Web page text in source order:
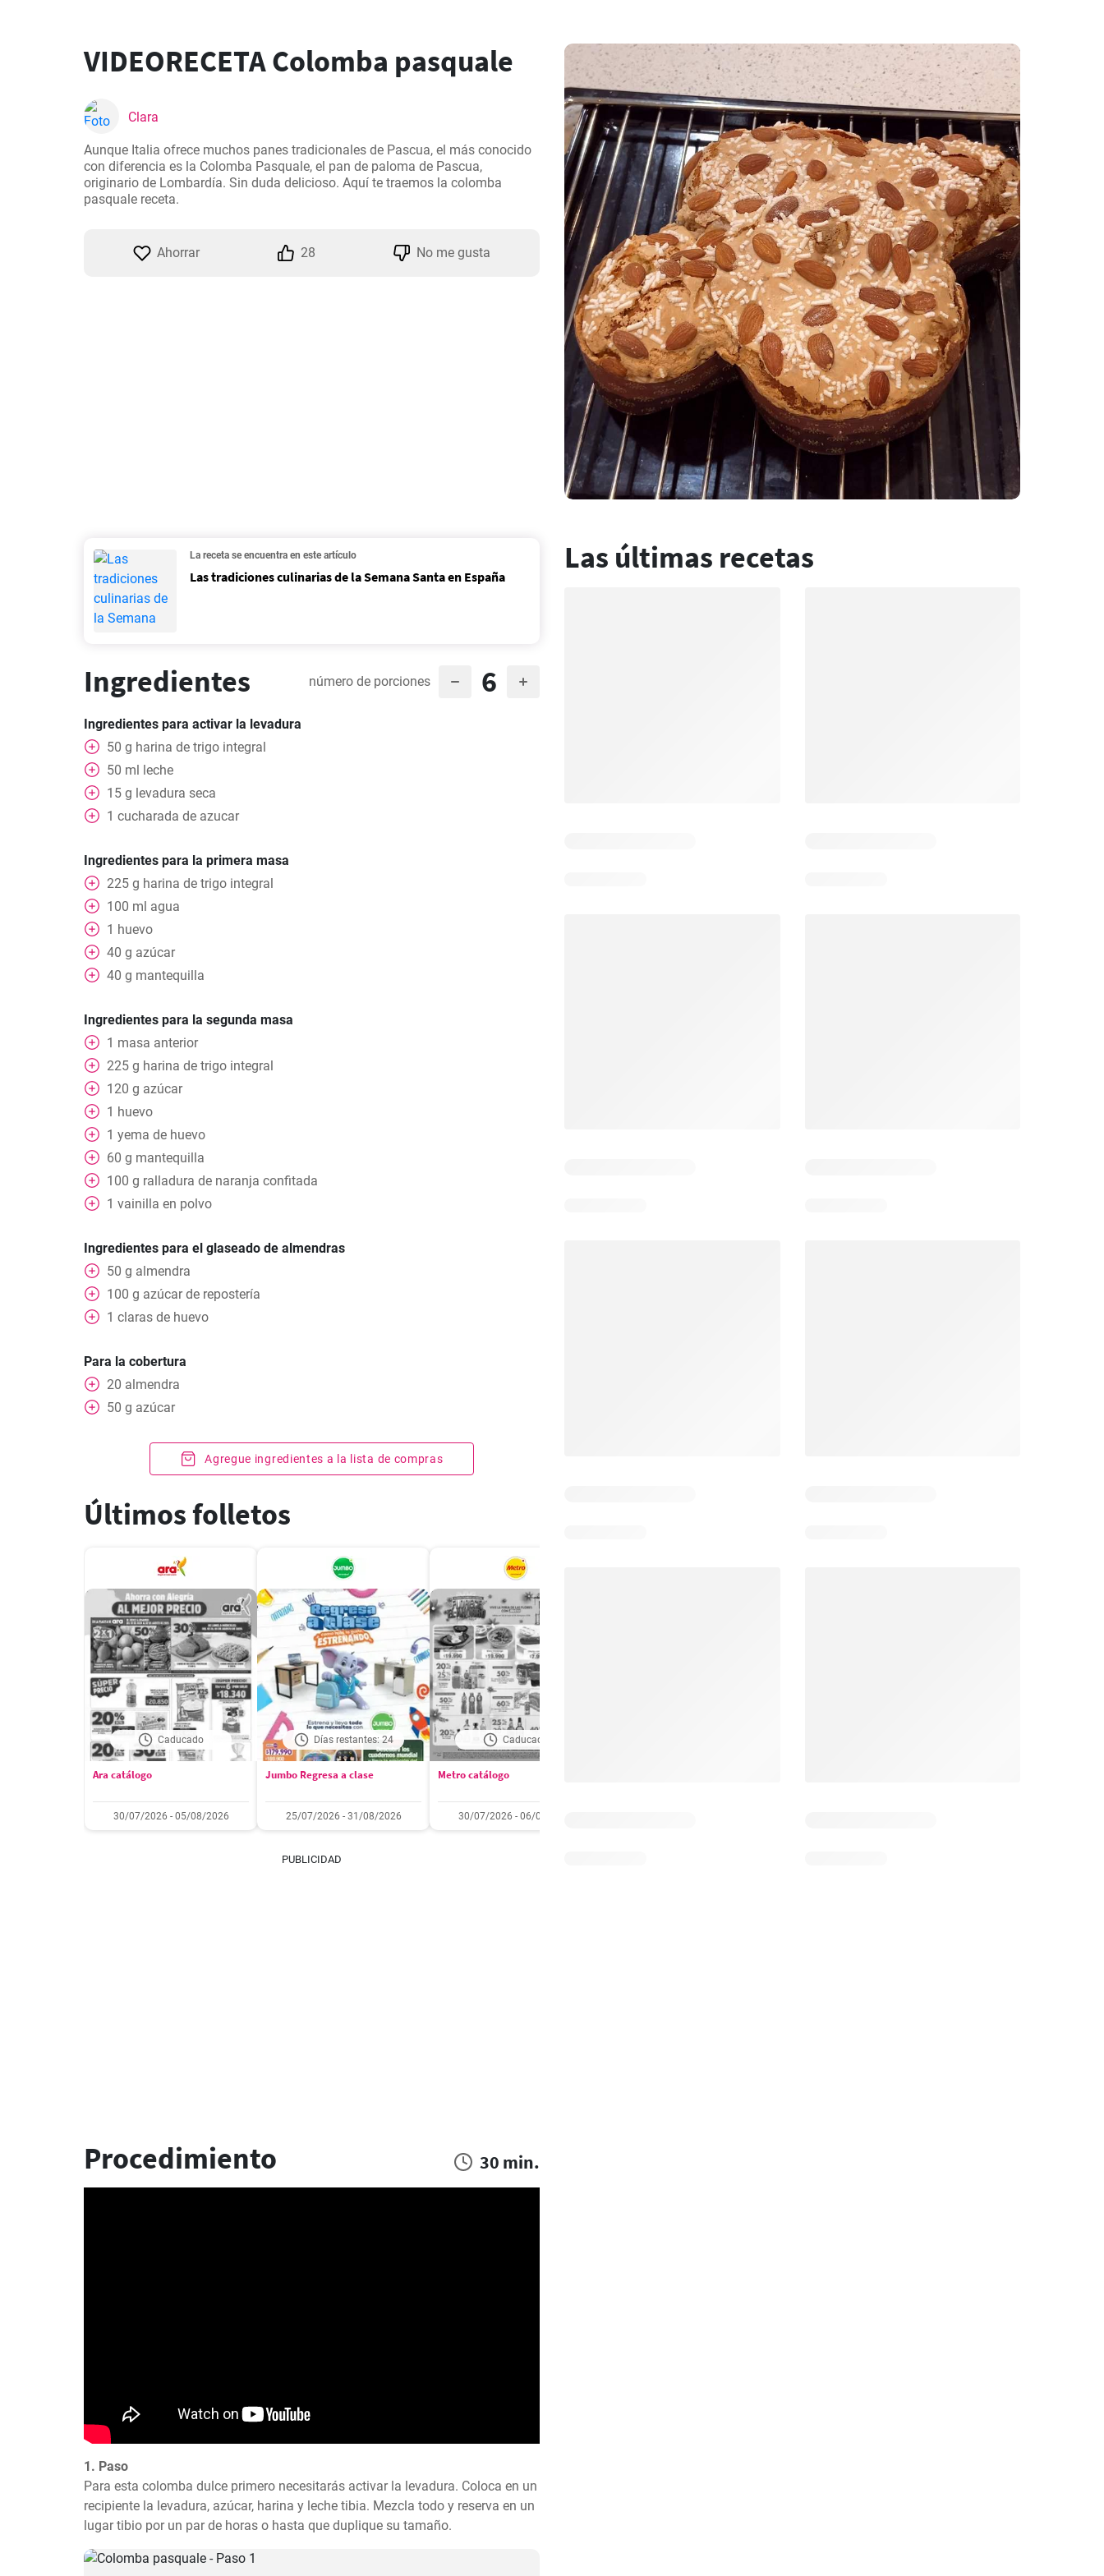
VIDEORECETA Colomba pasquale
Clara
Aunque Italia ofrece muchos panes tradicionales de Pascua, el más conocido
con diferencia es la Colomba Pasquale, el pan de paloma de Pascua,
originario de Lombardía. Sin duda delicioso. Aquí te traemos la colomba
pasquale receta.
Ahorrar 28 No me gusta
La receta se encuentra en este artículo
Las tradiciones culinarias de la Semana Santa en España
Ingredientes número de porciones 6
Ingredientes para activar la levadura
50 g harina de trigo integral
50 ml leche
15 g levadura seca
1 cucharada de azucar
Ingredientes para la primera masa
225 g harina de trigo integral
100 ml agua
1 huevo
40 g azúcar
40 g mantequilla
Ingredientes para la segunda masa
1 masa anterior
225 g harina de trigo integral
120 g azúcar
1 huevo
1 yema de huevo
60 g mantequilla
100 g ralladura de naranja confitada
1 vainilla en polvo
Ingredientes para el glaseado de almendras
50 g almendra
100 g azúcar de repostería
1 claras de huevo
Para la cobertura
20 almendra
50 g azúcar
Agregue ingredientes a la lista de compras
Últimos folletos
Caducado
Ara catálogo
30/07/2026 - 05/08/2026
Días restantes: 24
Jumbo Regresa a clase
25/07/2026 - 31/08/2026
Caducado
Metro catálogo
30/07/2026 - 06/08/2026
PUBLICIDAD
Procedimiento 30 min.
1. Paso
Para esta colomba dulce primero necesitarás activar la levadura. Coloca en un
recipiente la levadura, azúcar, harina y leche tibia. Mezcla todo y reserva en un
lugar tibio por un par de horas o hasta que duplique su tamaño.
Las últimas recetas